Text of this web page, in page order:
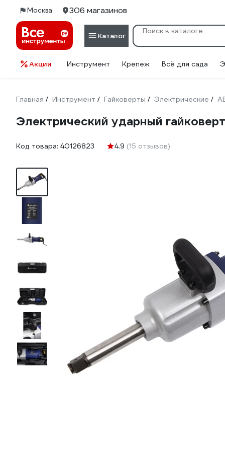
Москва 306 магазинов
Каталог
Акции Инструмент Крепеж Всё для сада
Главная / Инструмент / Гайковерты / Электрические /
Электрический ударный
Код товара: 40126823 4.9 (15 отзывов)